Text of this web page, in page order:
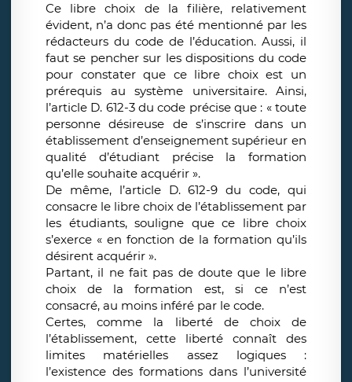
Ce libre choix de la filière, relativement
évident, n’a donc pas été mentionné par les
rédacteurs du code de l’éducation. Aussi, il
faut se pencher sur les dispositions du code
pour constater que ce libre choix est un
prérequis au système universitaire. Ainsi,
l’article D. 612-3 du code précise que : « toute
personne désireuse de s’inscrire dans un
établissement d’enseignement supérieur en
qualité d’étudiant précise la formation
qu’elle souhaite acquérir ».
De même, l’article D. 612-9 du code, qui
consacre le libre choix de l’établissement par
les étudiants, souligne que ce libre choix
s’exerce « en fonction de la formation qu’ils
désirent acquérir ».
Partant, il ne fait pas de doute que le libre
choix de la formation est, si ce n’est
consacré, au moins inféré par le code.
Certes, comme la liberté de choix de
l’établissement, cette liberté connaît des
limites matérielles assez logiques :
l’existence des formations dans l’université